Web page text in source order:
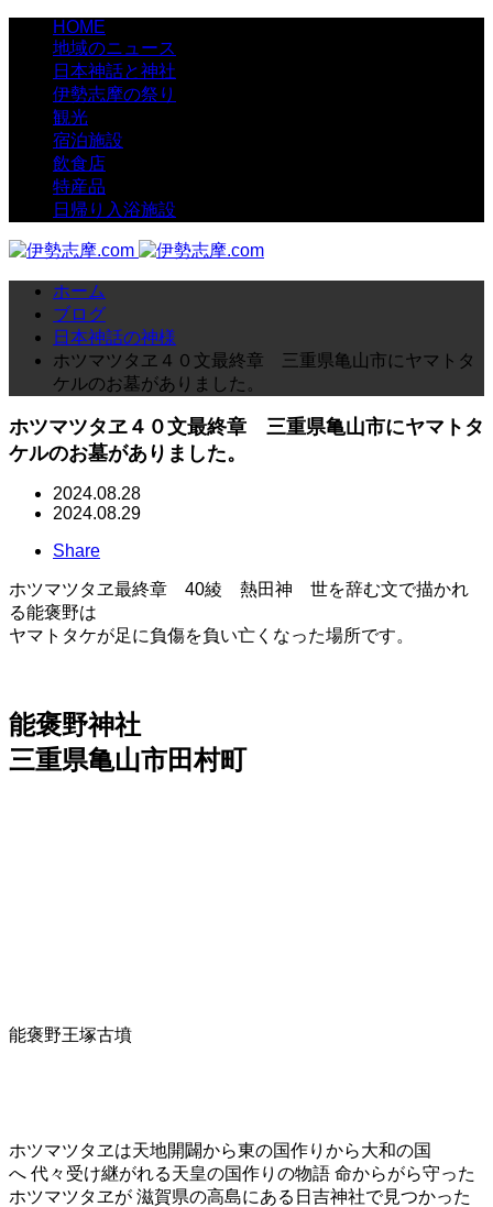
HOME
地域のニュース
日本神話と神社
伊勢志摩の祭り
観光
宿泊施設
飲食店
特産品
日帰り入浴施設
ホーム
ブログ
日本神話の神様
ホツマツタヱ４０文最終章 三重県亀山市にヤマトタ
ケルのお墓がありました。
ホツマツタヱ４０文最終章 三重県亀山市にヤマトタ
ケルのお墓がありました。
2024.08.28
2024.08.29
Share
ホツマツタヱ最終章 40綾 熱田神 世を辞む文で描かれ
る能褒野は
ヤマトタケが足に負傷を負い亡くなった場所です。
能褒野神社
三重県亀山市田村町
能褒野王塚古墳
ホツマツタヱは天地開闢から東の国作りから大和の国
へ 代々受け継がれる天皇の国作りの物語 命からがら守った
ホツマツタヱが 滋賀県の高島にある日吉神社で見つかった